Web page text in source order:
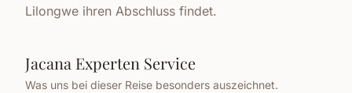
Lilongwe ihren Abschluss findet.
Jacana Experten Service
Was uns bei dieser Reise besonders auszeichnet.